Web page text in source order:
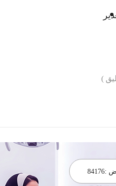
)
:
84176